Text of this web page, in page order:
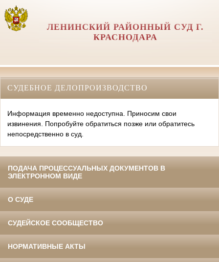
ЛЕНИНСКИЙ РАЙОННЫЙ СУД Г.
КРАСНОДАРА
СУДЕБНОЕ ДЕЛОПРОИЗВОДСТВО
Информация временно недоступна. Приносим свои
извинения. Попробуйте обратиться позже или обратитесь
непосредственно в суд.
ПОДАЧА ПРОЦЕССУАЛЬНЫХ ДОКУМЕНТОВ В
ЭЛЕКТРОННОМ ВИДЕ
О СУДЕ
СУДЕЙСКОЕ СООБЩЕСТВО
НОРМАТИВНЫЕ АКТЫ